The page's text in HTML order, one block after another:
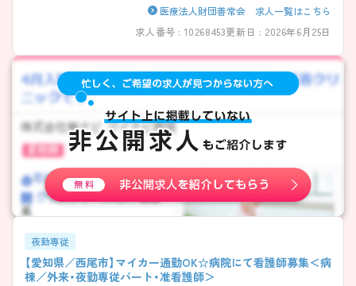
医療法人財団善常会 求人一覧はこちら
求人番号 : 10268453更新日 : 2026年6月25日
夜勤専従
【愛知県／西尾市】マイカー通勤OK☆病院にて看護師募集＜病
棟／外来・夜勤専従パート・准看護師＞